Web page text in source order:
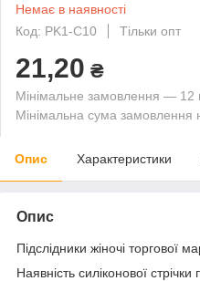
Немає в наявності
Код: PK1-C10
Тільки опт
21,20 ₴
Мінімальне замовлення — 12
Мінімальна сума замовлення
Опис Характеристики
Опис
Підслідники жіночі торгової
Наявність силіконової